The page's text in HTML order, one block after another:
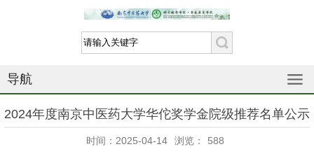
导航
2024年度南京中医药大学华佗奖学金院级推荐名单公示
时间：2025-04-14 浏览： 588